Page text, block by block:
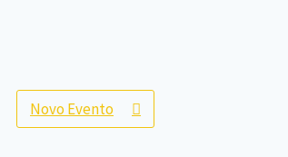
Novo Evento